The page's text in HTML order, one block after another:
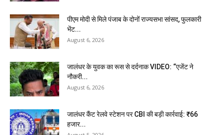
पीएम मोदी से मिले पंजाब के दोनों राज्यसभा सांसद, फुलकारी
भेंट...
August 6, 2026
जालंधर के युवक का रूस से दर्दनाक VIDEO: “एजेंट ने
नौकरी...
August 6, 2026
जालंधर कैंट रेलवे स्टेशन पर CBI की बड़ी कार्रवाई: ₹66
हजार...